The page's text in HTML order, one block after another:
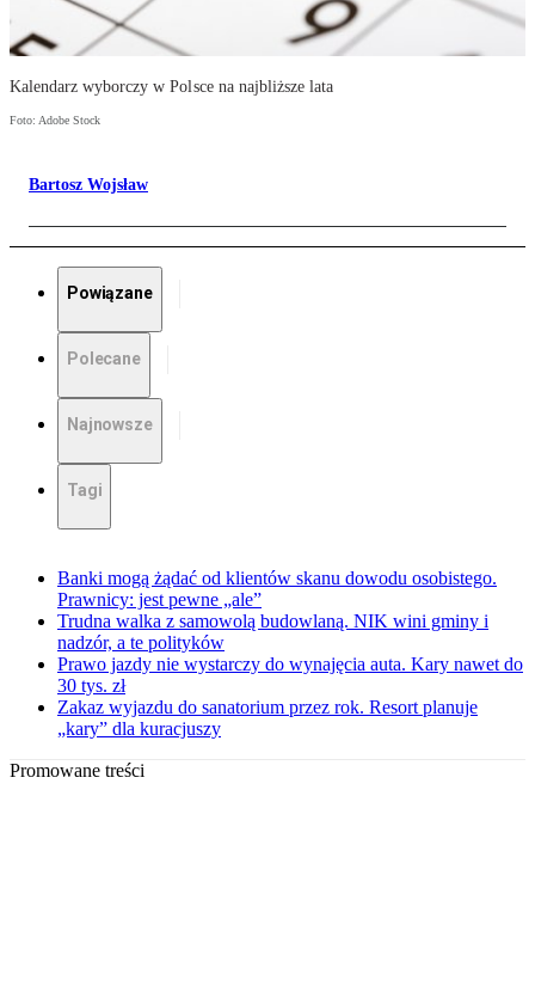
Kalendarz wyborczy w Polsce na najbliższe lata
Foto: Adobe Stock
Bartosz Wojsław
Powiązane
Polecane
Najnowsze
Tagi
Banki mogą żądać od klientów skanu dowodu osobistego.
Prawnicy: jest pewne „ale”
Trudna walka z samowolą budowlaną. NIK wini gminy i
nadzór, a te polityków
Prawo jazdy nie wystarczy do wynajęcia auta. Kary nawet do
30 tys. zł
Zakaz wyjazdu do sanatorium przez rok. Resort planuje
„kary” dla kuracjuszy
Promowane treści